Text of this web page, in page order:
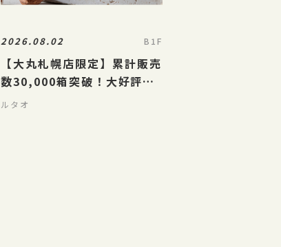
2026.08.02 B1F
【大丸札幌店限定】累計販売
数30,000箱突破！大好評の
ナッツとキャラメルのガレッ
ルタオ